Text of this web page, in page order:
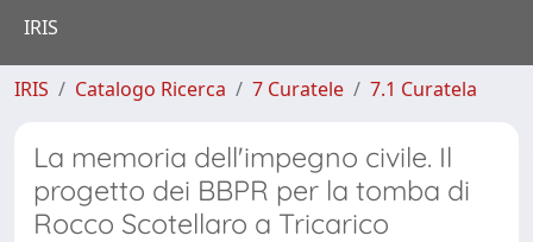
IRIS
IRIS Catalogo Ricerca 7 Curatele 7.1 Curatela
La memoria dell'impegno civile. Il
progetto dei BBPR per la tomba di
Rocco Scotellaro a Tricarico